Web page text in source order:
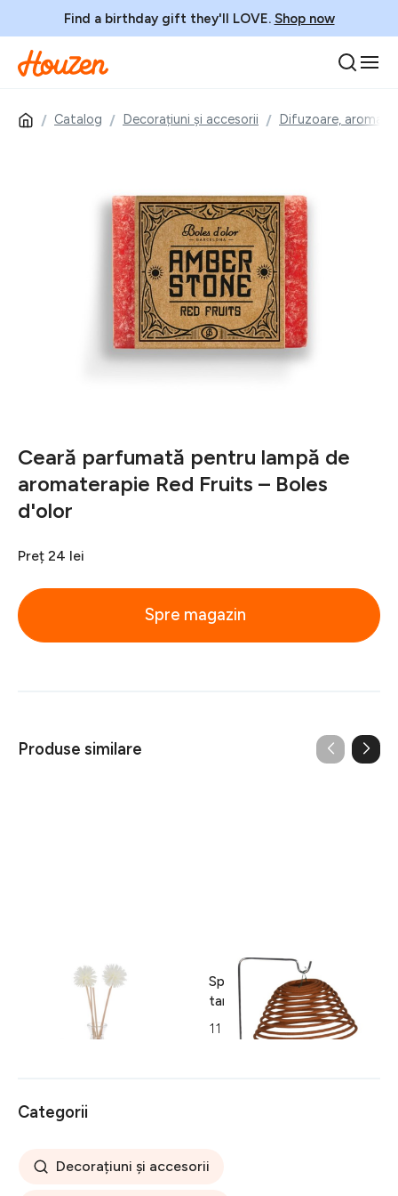
Find a birthday gift they'll LOVE. Shop now
Catalog Decorațiuni și accesorii Difuzoare,
Ceară parfumată pentru lampă de
aromaterapie Red Fruits – Boles
d'olor
Preț 24 lei
Spre magazin
Produse similare
Set aromoterapie cu tava, 6
piese, polipropilena/sticla
Spirala parfumata anti
tantari pentru exterior
11 lei
Categorii
Decorațiuni și accesorii